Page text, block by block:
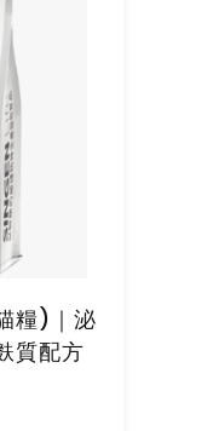
糧)｜泌
質配方